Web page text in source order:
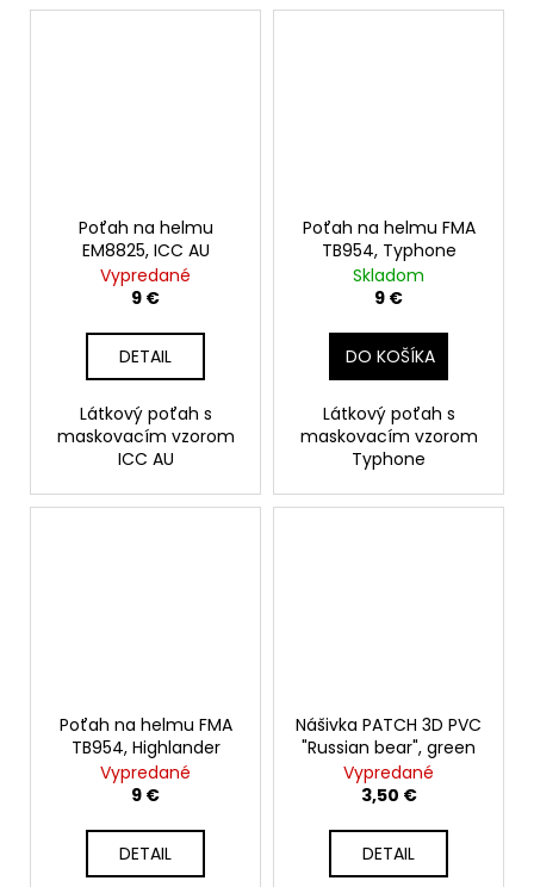
Poťah na helmu
EM8825, ICC AU
Vypredané
9 €
DETAIL
Látkový poťah s
maskovacím vzorom
ICC AU
Poťah na helmu FMA
TB954, Typhone
Skladom
9 €
DO KOŠÍKA
Látkový poťah s
maskovacím vzorom
Typhone
Poťah na helmu FMA
TB954, Highlander
Vypredané
9 €
DETAIL
Nášivka PATCH 3D PVC
"Russian bear", green
Vypredané
3,50 €
DETAIL